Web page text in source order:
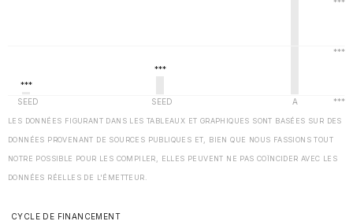
LES DONNÉES FIGURANT DANS LES TABLEAUX ET GRAPHIQUES SONT BASÉES SUR DES
DONNÉES PROVENANT DE SOURCES PUBLIQUES ET, BIEN QUE NOUS FASSIONS TOUT
NOTRE POSSIBLE POUR LES COMPILER, ELLES PEUVENT NE PAS COÏNCIDER AVEC LES
DONNÉES RÉELLES DE L'ÉMETTEUR.
CYCLE DE FINANCEMENT